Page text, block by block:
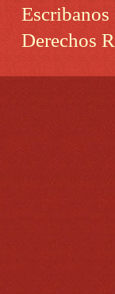
Derechos